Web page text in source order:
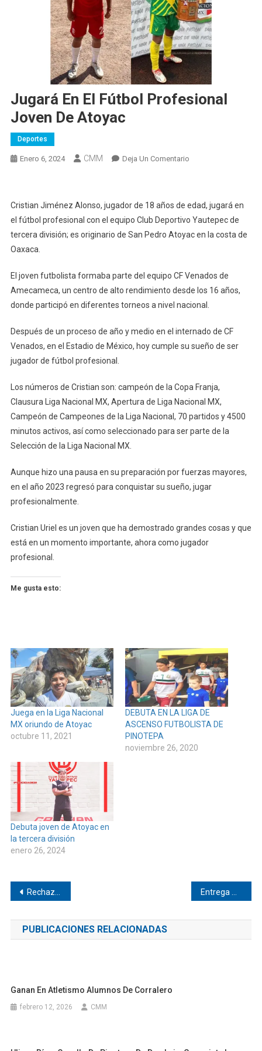
Jugará En El Fútbol Profesional
Joven De Atoyac
Deportes
Enero 6, 2024 CMM Deja Un ComentarioEn
Fútbol
Profesional
Joven
Cristian Jiménez Alonso, jugador de 18 años de edad, jugará en
el fútbol profesional con el equipo Club Deportivo Yautepec de
tercera división; es originario de San Pedro Atoyac en la costa de
Oaxaca.
El joven futbolista formaba parte del equipo CF Venados de
Amecameca, un centro de alto rendimiento desde los 16 años,
donde participó en diferentes torneos a nivel nacional.
Después de un proceso de año y medio en el internado de CF
Venados, en el Estadio de México, hoy cumple su sueño de ser
jugador de fútbol profesional.
Los números de Cristian son: campeón de la Copa Franja,
Clausura Liga Nacional MX, Apertura de Liga Nacional MX,
Campeón de Campeones de la Liga Nacional, 70 partidos y 4500
minutos activos, así como seleccionado para ser parte de la
Selección de la Liga Nacional MX.
Aunque hizo una pausa en su preparación por fuerzas mayores,
en el año 2023 regresó para conquistar su sueño, jugar
profesionalmente.
Cristian Uriel es un joven que ha demostrado grandes cosas y que
está en un momento importante, ahora como jugador
profesional.
Me gusta esto:
Juega en la Liga Nacional
MX oriundo de Atoyac
octubre 11, 2021
DEBUTA EN LA LIGA DE
ASCENSO FUTBOLISTA DE
PINOTEPA
noviembre 26, 2020
Debuta joven de Atoyac en
la tercera división
enero 26, 2024
Navegación
de
entradas
Rechazan registro de Ricardo Estévez por Morena en Ixcapa
PUBLICACIONES RELACIONADAS
Ganan En Atletismo Alumnos De Corralero
febrero 12, 2026 CMM